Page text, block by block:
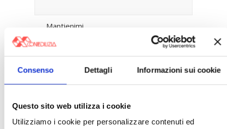
Consenso Dettagli Informazioni sui cookie
Questo sito web utilizza i cookie
Utilizziamo i cookie per personalizzare contenuti ed
Mantienimi
Accesso
Registrazione
Password persa
〉 Banche dati